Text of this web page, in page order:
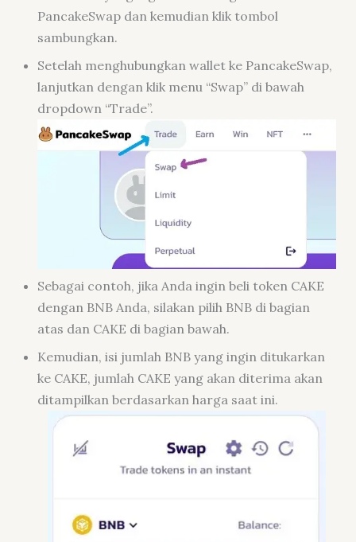
PancakeSwap dan kemudian klik tombol
sambungkan.
Setelah menghubungkan wallet ke PancakeSwap,
lanjutkan dengan klik menu “Swap” di bawah
dropdown “Trade”.
Sebagai contoh, jika Anda ingin beli token CAKE
dengan BNB Anda, silakan pilih BNB di bagian
atas dan CAKE di bagian bawah.
Kemudian, isi jumlah BNB yang ingin ditukarkan
ke CAKE, jumlah CAKE yang akan diterima akan
ditampilkan berdasarkan harga saat ini.